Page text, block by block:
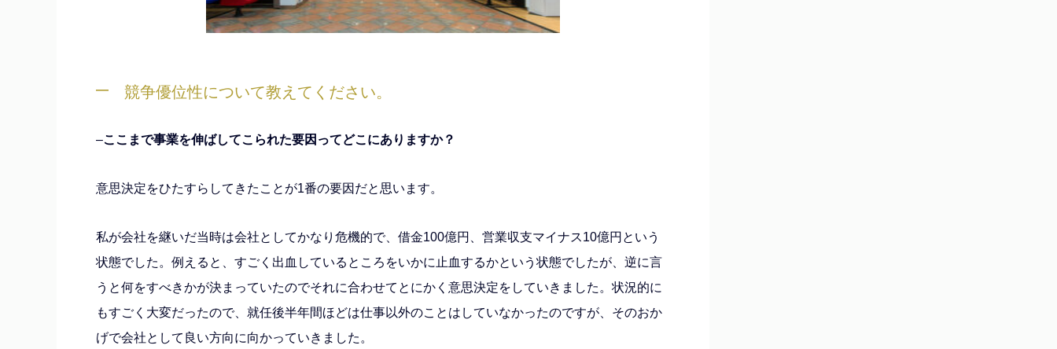
競争優位性について教えてください。
–ここまで事業を伸ばしてこられた要因ってどこにありますか？
意思決定をひたすらしてきたことが1番の要因だと思います。
私が会社を継いだ当時は会社としてかなり危機的で、借金100億円、営業収支マイナス10億円という
状態でした。例えると、すごく出血しているところをいかに止血するかという状態でしたが、逆に言
うと何をすべきかが決まっていたのでそれに合わせてとにかく意思決定をしていきました。状況的に
もすごく大変だったので、就任後半年間ほどは仕事以外のことはしていなかったのですが、そのおか
げで会社として良い方向に向かっていきました。